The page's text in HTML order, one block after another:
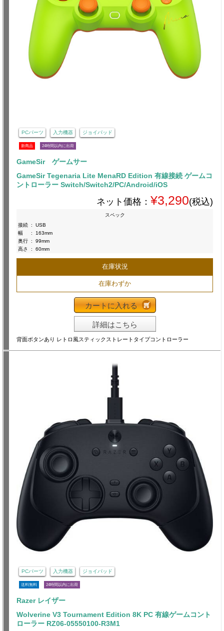
PCパーツ 入力機器 ジョイパッド
新商品 24時間以内に出荷
GameSir ゲームサー
GameSir Tegenaria Lite MenaRD Edition 有線接続 ゲームコ
ントローラー Switch/Switch2/PC/Android/iOS
ネット価格： ¥3,290(税込)
スペック
接続 :
USB
幅
:
163mm
奥行 :
99mm
高さ
: 60mm
在庫状況
在庫わずか
カートに入れる
詳細はこちら
背面ボタンあり レトロ風スティックストレートタイプコントローラー
PCパーツ 入力機器 ジョイパッド
送料無料 24時間以内に出荷
Razer レイザー
Wolverine V3 Tournament Edition 8K PC 有線ゲームコント
ローラー RZ06-05550100-R3M1